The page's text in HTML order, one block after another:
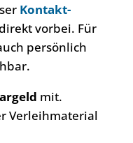
Kontakt-
vorbei. Für
persönlich
mit.
Verleihmaterial